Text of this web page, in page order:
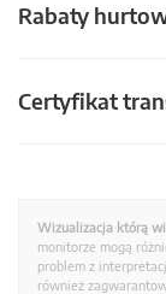
Rabaty
Certyfikat
Wizualizacja którą
monitorze mogą
problem z
również